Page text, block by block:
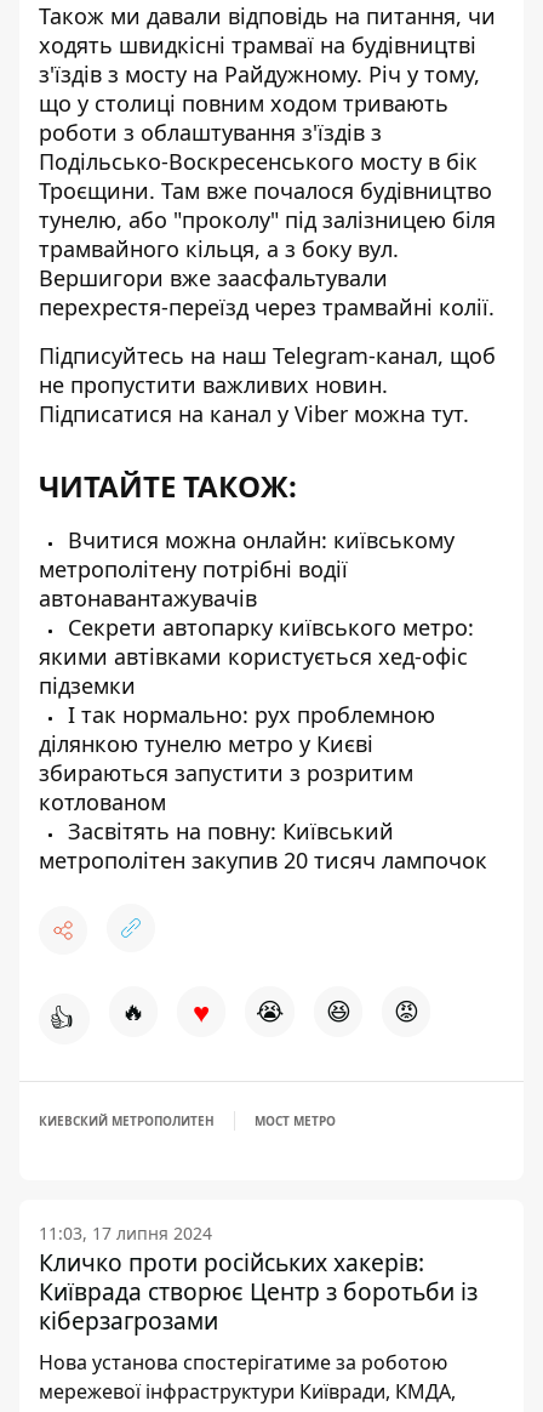
Також ми давали відповідь на питання, чи
ходять швидкісні трамваї на будівництві
з'їздів з мосту на Райдужному. Річ у тому,
що у столиці повним ходом тривають
роботи з облаштування з'їздів з
Подільсько-Воскресенського мосту в бік
Троєщини. Там вже почалося будівництво
тунелю, або "проколу" під залізницею біля
трамвайного кільця, а з боку вул.
Вершигори вже заасфальтували
перехрестя-переїзд через трамвайні колії.
Підписуйтесь на наш Telegram-канал, щоб
не пропустити важливих новин.
Підписатися на канал у Viber можна тут.
ЧИТАЙТЕ ТАКОЖ:
Вчитися можна онлайн: київському
метрополітену потрібні водії
автонавантажувачів
Секрети автопарку київського метро:
якими автівками користується хед-офіс
підземки
І так нормально: рух проблемною
ділянкою тунелю метро у Києві
збираються запустити з розритим
котлованом
Засвітять на повну: Київський
метрополітен закупив 20 тисяч лампочок
👍 🔥 ♥ 😭 😆 😡
КИЕВСКИЙ МЕТРОПОЛИТЕН МОСТ МЕТРО
11:03, 17 липня 2024
Кличко проти російських хакерів:
Київрада створює Центр з боротьби із
кіберзагрозами
Нова установа спостерігатиме за роботою
мережевої інфраструктури Київради, КМДА,